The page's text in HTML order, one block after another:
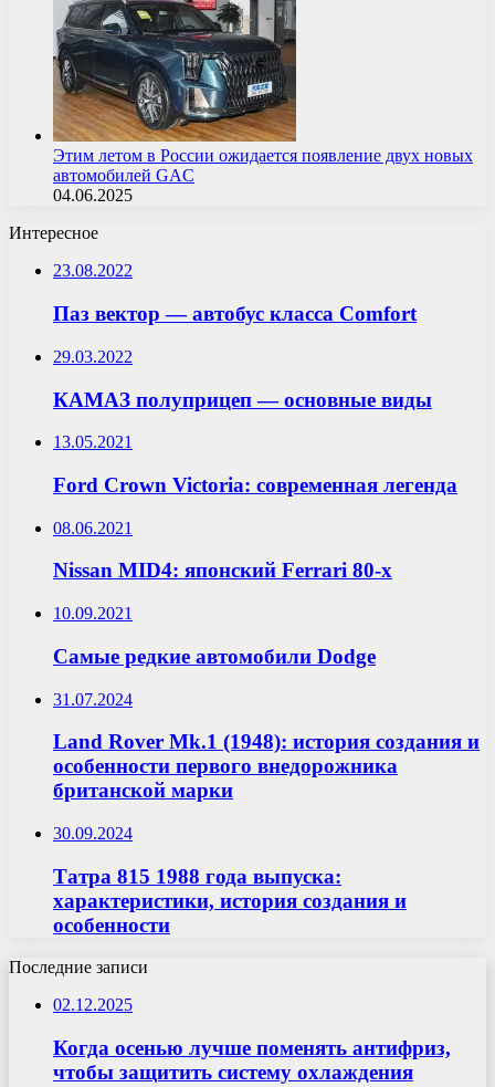
Этим летом в России ожидается появление двух новых
автомобилей GAC
04.06.2025
Интересное
23.08.2022
Паз вектор — автобус класса Comfort
29.03.2022
КАМАЗ полуприцеп — основные виды
13.05.2021
Ford Crown Victoria: современная легенда
08.06.2021
Nissan MID4: японский Ferrari 80-х
10.09.2021
Самые редкие автомобили Dodge
31.07.2024
Land Rover Mk.1 (1948): история создания и
особенности первого внедорожника
британской марки
30.09.2024
Татра 815 1988 года выпуска:
характеристики, история создания и
особенности
Последние записи
02.12.2025
Когда осенью лучше поменять антифриз,
чтобы защитить систему охлаждения